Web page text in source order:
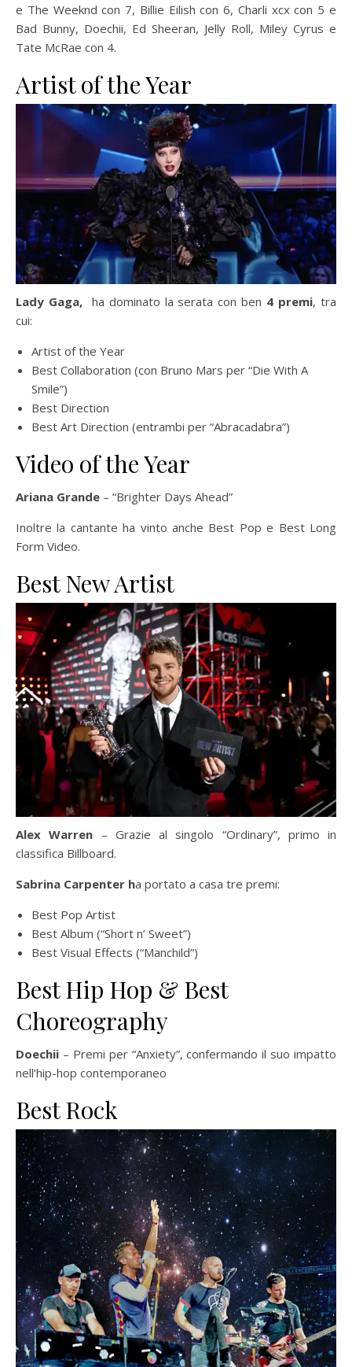
e The Weeknd con 7, Billie Eilish con 6, Charli xcx con 5 e
Bad Bunny, Doechii, Ed Sheeran, Jelly Roll, Miley Cyrus e
Tate McRae con 4.
Artist of the Year
Lady Gaga, ha dominato la serata con ben 4 premi, tra
cui:
Artist of the Year
Best Collaboration (con Bruno Mars per “Die With A
Smile”)
Best Direction
Best Art Direction (entrambi per “Abracadabra”)
Video of the Year
Ariana Grande – “Brighter Days Ahead”
Inoltre la cantante ha vinto anche Best Pop e Best Long
Form Video.
Best New Artist
Alex Warren – Grazie al singolo “Ordinary”, primo in
classifica Billboard.
Sabrina Carpenter ha portato a casa tre premi:
Best Pop Artist
Best Album (“Short n’ Sweet”)
Best Visual Effects (“Manchild”)
Best Hip Hop & Best
Choreography
Doechii – Premi per “Anxiety”, confermando il suo impatto
nell’hip-hop contemporaneo
Best Rock